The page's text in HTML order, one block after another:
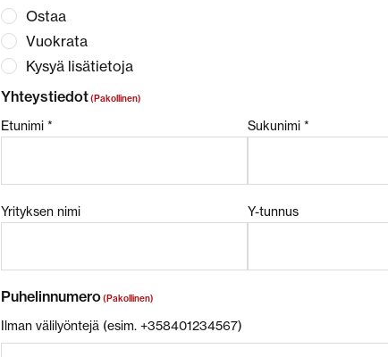
Ostaa
Vuokrata
Kysyä lisätietoja
Yhteystiedot(Pakollinen)
Etunimi * Sukunimi *
Yrityksen nimi Y-tunnus
Puhelinnumero(Pakollinen)
Ilman välilyöntejä (esim. +358401234567)